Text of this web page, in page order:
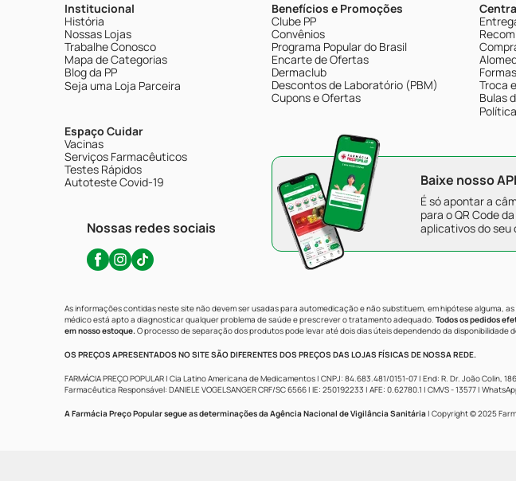
Institucional
História
Nossas Lojas
Trabalhe Conosco
Mapa de Categorias
Blog da PP
Seja uma Loja Parceira
Espaço Cuidar
Vacinas
Serviços Farmacêuticos
Testes Rápidos
Autoteste Covid-19
Nossas redes sociais
Benefícios e Promoções
Clube PP
Convênios
Programa Popular do Brasil
Encarte de Ofertas
Dermaclub
Descontos de Laboratório (PBM)
Cupons e Ofertas
Troca
Bulas
Baixe nosso
É só apontar a
para o QR Code
aplicativos do seu
As informações contidas neste site não devem ser usadas para automedicação e não substituem, em hipótese alguma,
médico está apto a diagnosticar qualquer problema de saúde e prescrever o tratamento adequado. Todos os pedidos
em nosso estoque.O processo de separação dos produtos pode levar até dois dias úteis dependendo da disponibilidade
OS PREÇOS APRESENTADOS NO SITE SÃO DIFERENTES DOS PREÇOS DAS LOJAS FÍSICAS DE NOSSA REDE.
FARMÁCIA PREÇO POPULAR | Cia Latino Americana de Medicamentos | CNPJ: 84.683.481/0151-07 | End: R. Dr. João Colin,
Farmacêutica Responsável: DANIELE VOGELSANGER CRF/SC 6566 | IE: 250192233 | AFE: 0.62780.1 | CMVS - 13577 |
A Farmácia Preço Popular segue as determinações da Agência Nacional de Vigilância Sanitária | Copyright © 2025